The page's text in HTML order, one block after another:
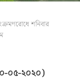
শনিবার
০৫-২০২০)